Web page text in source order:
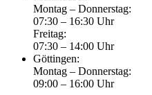
Montag – Donnerstag:
07:30 – 16:30 Uhr
Freitag:
07:30 – 14:00 Uhr
Göttingen:
Montag – Donnerstag:
09:00 – 16:00 Uhr